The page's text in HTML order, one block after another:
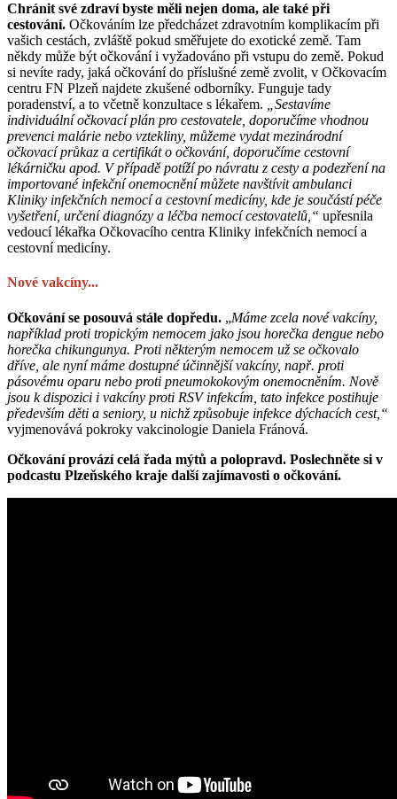
Chránit své zdraví byste měli nejen doma, ale také při
cestování. Očkováním lze předcházet zdravotním komplikacím při
vašich cestách, zvláště pokud směřujete do exotické země. Tam
někdy může být očkování i vyžadováno při vstupu do země. Pokud
si nevíte rady, jaká očkování do příslušné země zvolit, v Očkovacím
centru FN Plzeň najdete zkušené odborníky. Funguje tady
poradenství, a to včetně konzultace s lékařem.
„Sestavíme
individuální očkovací plán pro cestovatele, doporučíme vhodnou
prevenci malárie nebo vztekliny, můžeme vydat mezinárodní
očkovací průkaz a certifikát o očkování, doporučíme cestovní
lékárničku apod. V případě potíží po návratu z cesty a podezření na
importované infekční onemocnění můžete navštívit ambulanci
Kliniky infekčních nemocí a cestovní medicíny, kde je součástí péče
vyšetření, určení diagnózy a léčba nemocí cestovatelů,“ upřesnila
vedoucí lékařka Očkovacího centra Kliniky infekčních nemocí a
cestovní medicíny.
Nové vakcíny...
Očkování se posouvá stále dopředu. „Máme zcela nové vakcíny,
například proti tropickým nemocem jako jsou horečka dengue nebo
horečka chikungunya. Proti některým nemocem už se očkovalo
dříve, ale nyní máme dostupné účinnější vakcíny, např. proti
pásovému oparu nebo proti pneumokokovým onemocněním. Nově
jsou k dispozici i vakcíny proti RSV infekcím, tato infekce postihuje
především děti a seniory, u nichž způsobuje infekce dýchacích cest,“
vyjmenovává pokroky vakcinologie Daniela Fránová.
Očkování provází celá řada mýtů a polopravd. Poslechněte si v
podcastu Plzeňského kraje další zajímavosti o očkování.